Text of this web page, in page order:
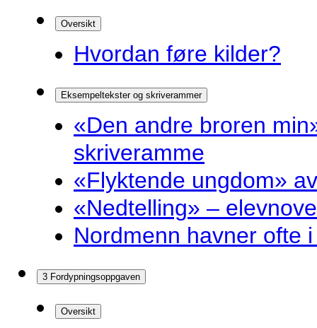
Oversikt
Hvordan føre kilder?
Eksempeltekster og skriverammer
«Den andre broren
skriveramme
«Flyktende ungdom»
«Nedtelling» –
Nordmenn havner ofte
3 Fordypningsoppgaven
Oversikt